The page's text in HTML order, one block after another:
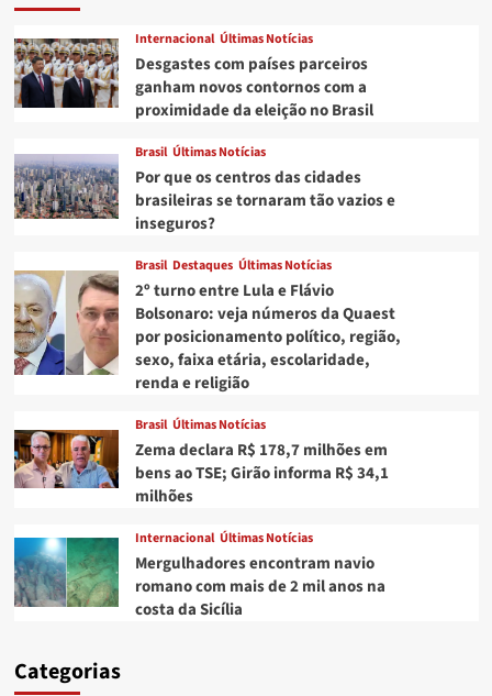
Internacional Últimas Notícias
Desgastes com países parceiros
ganham novos contornos com a
proximidade da eleição no Brasil
Brasil Últimas Notícias
Por que os centros das cidades
brasileiras se tornaram tão vazios e
inseguros?
Brasil Destaques Últimas Notícias
2º turno entre Lula e Flávio
Bolsonaro: veja números da Quaest
por posicionamento político, região,
sexo, faixa etária, escolaridade,
renda e religião
Brasil Últimas Notícias
Zema declara R$ 178,7 milhões em
bens ao TSE; Girão informa R$ 34,1
milhões
Internacional Últimas Notícias
Mergulhadores encontram navio
romano com mais de 2 mil anos na
costa da Sicília
Categorias